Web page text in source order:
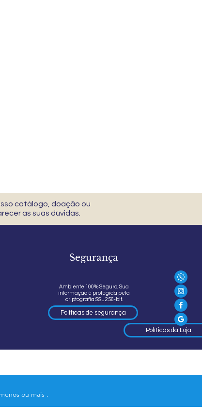
catálogo, doação ou
as suas dúvidas.
Segurança
Ambiente 100% Seguro. Sua
informação é protegida pela
criptografia SSL 256-bit.
Políticas de segurança
Políticas da Loja
ou mais .